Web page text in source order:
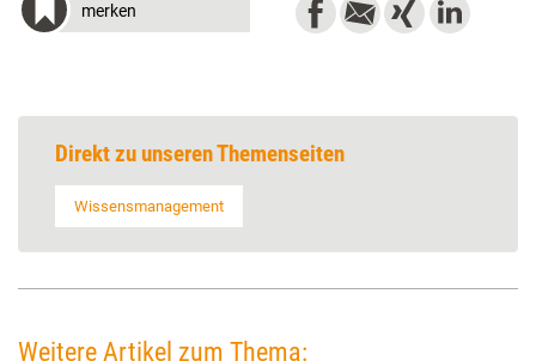
merken
Direkt zu unseren Themenseiten
Wissensmanagement
Weitere Artikel zum Thema: